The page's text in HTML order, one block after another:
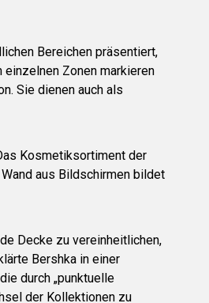
Bereichen präsentiert,
einzelnen Zonen markieren
Sie dienen auch als
Kosmetiksortiment der
aus Bildschirmen bildet
Decke zu vereinheitlichen,
Bershka in einer
durch „punktuelle
der Kollektionen zu